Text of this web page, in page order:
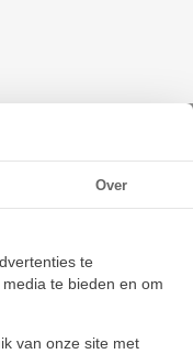
BASL NBR 70
Over
te
te bieden en om
van onze site met